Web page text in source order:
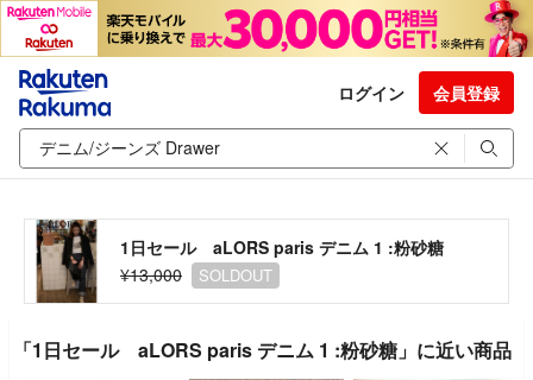
ログイン 会員登録
1日セール aLORS paris デニム 1 :粉砂糖
¥13,000
SOLDOUT
「1日セール aLORS paris デニム 1 :粉砂糖」に近い商品